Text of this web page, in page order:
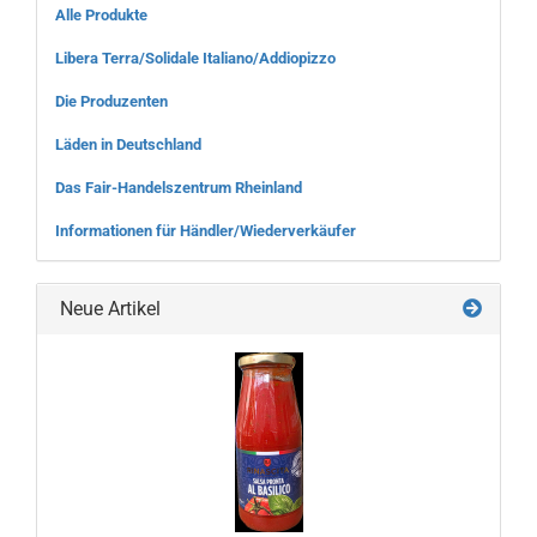
Alle Produkte
Libera Terra/Solidale Italiano/Addiopizzo
Die Produzenten
Läden in Deutschland
Das Fair-Handelszentrum Rheinland
Informationen für Händler/Wiederverkäufer
Neue Artikel